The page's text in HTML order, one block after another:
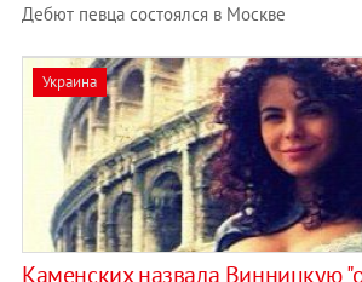
Дебют певца состоялся в Москве
Украина
Каменских назвала Винницкую